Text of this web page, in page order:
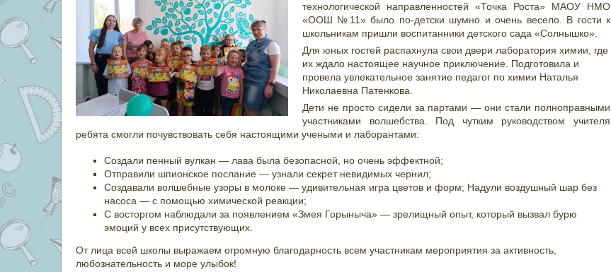
технологической направленностей «Точка Роста» МАОУ НМО
«ООШ №11» было по-детски шумно и очень весело. В гости к
школьникам пришли воспитанники детского сада «Солнышко».
Для юных гостей распахнула свои двери лаборатория химии, где
их ждало настоящее научное приключение. Подготовила и
провела увлекательное занятие педагог по химии Наталья
Николаевна Патенкова.
Дети не просто сидели за партами — они стали полноправными
участниками волшебства. Под чутким руководством учителя
ребята смогли почувствовать себя настоящими учеными и лаборантами:
Создали пенный вулкан — лава была безопасной, но очень эффектной;
Отправили шпионское послание — узнали секрет невидимых чернил;
Создавали волшебные узоры в молоке — удивительная игра цветов и форм; Надули воздушный шар без
насоса — с помощью химической реакции;
С восторгом наблюдали за появлением «Змея Горыныча» — зрелищный опыт, который вызвал бурю
эмоций у всех присутствующих.
От лица всей школы выражаем огромную благодарность всем участникам мероприятия за активность,
любознательность и море улыбок!